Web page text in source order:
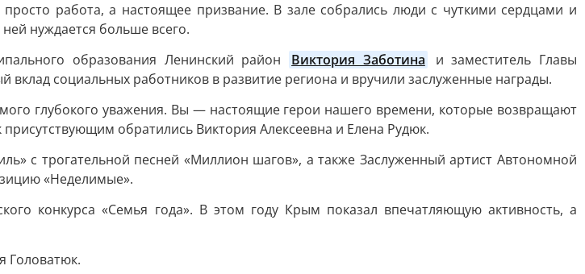
работа, а настоящее призвание. В зале собрались люди с чуткими сердцами и
нуждается больше всего.
образования Ленинский район
Виктория Заботина
и заместитель Главы
вклад социальных работников в развитие региона и вручили заслуженные награды.
глубокого уважения. Вы — настоящие герои нашего времени, которые возвращают
обратились Виктория Алексеевна и Елена Рудюк.
с трогательной песней «Миллион шагов», а также Заслуженный артист Автономной
«Неделимые».
конкурса «Семья года». В этом году Крым показал впечатляющую активность, а
Головатюк.